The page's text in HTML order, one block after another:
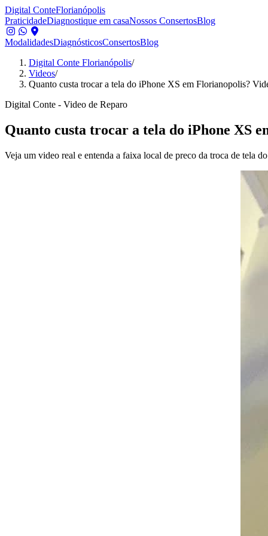
Digital ConteFlorianópolis
PraticidadeDiagnostique em casaNossos ConsertosBlog
ModalidadesDiagnósticosConsertosBlog
Digital Conte Florianópolis/
Videos/
Quanto custa trocar a tela do iPhone XS em Florianopolis?
Digital Conte - Video de Reparo
Quanto custa trocar a tela do iPhone XS
Veja um video real e entenda a faixa local de preco da troca de tela